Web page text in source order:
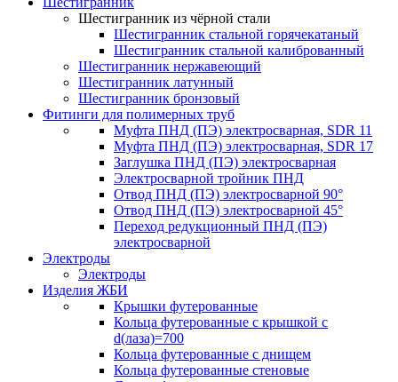
Шестигранник из чёрной стали
Шестигранник стальной горячекатаный
Шестигранник стальной калиброванный
Шестигранник нержавеющий
Шестигранник латунный
Шестигранник бронзовый
Фитинги для полимерных труб
Муфта ПНД (ПЭ) электросварная, SDR 11
Муфта ПНД (ПЭ) электросварная, SDR 17
Заглушка ПНД (ПЭ) электросварная
Электросварной тройник ПНД
Отвод ПНД (ПЭ) электросварной 90°
Отвод ПНД (ПЭ) электросварной 45°
Переход редукционный ПНД (ПЭ)
электросварной
Электроды
Электроды
Изделия ЖБИ
Крышки футерованные
Кольца футерованные с крышкой с
d(лаза)=700
Кольца футерованные с днищем
Кольца футерованные стеновые